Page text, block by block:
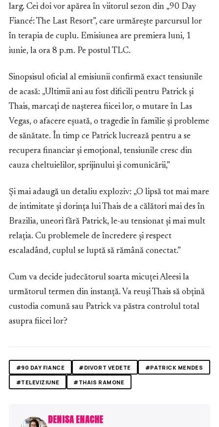
larg. Cei doi vor apărea în viitorul sezon din „90 Day
Fiancé: The Last Resort”, care urmărește parcursul lor
în terapia de cuplu. Emisiunea are premiera luni, 1
iunie, la ora 8 p.m. Pe postul TLC.
Sinopsisul oficial al emisiunii confirmă exact tensiunile
de acasă: „Ultimii ani au fost dificili pentru Patrick și
Thais, marcați de nașterea fiicei lor, o mutare în Las
Vegas, o afacere eșuată, o tragedie în familie și probleme
de sănătate. În timp ce Patrick lucrează pentru a se
recupera financiar și emoțional, tensiunile cresc din
cauza cheltuielilor, sprijinului și comunicării,”
Și mai adaugă un detaliu exploziv: „O lipsă tot mai mare
de intimitate și dorința lui Thais de a călători mai des în
Brazilia, uneori fără Patrick, le-au tensionat și mai mult
relația. Cu problemele de încredere și respect
escaladând, cuplul se luptă să rămână conectat.”
Cum va decide judecătorul soarta micuței Aleesi la
următorul termen din instanță. Va reuși Thais să obțină
custodia comună sau Patrick va păstra controlul total
asupra fiicei lor?
#90 DAY FIANCE #DIVORT VEDETE
#PATRICK MENDES
#TELEVIZIUNE
#THAIS RAMONE
DENISA ENACHE